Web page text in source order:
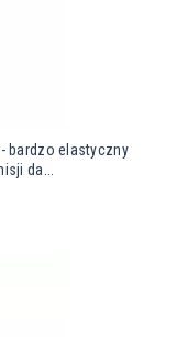
bardzo elastyczny
da...